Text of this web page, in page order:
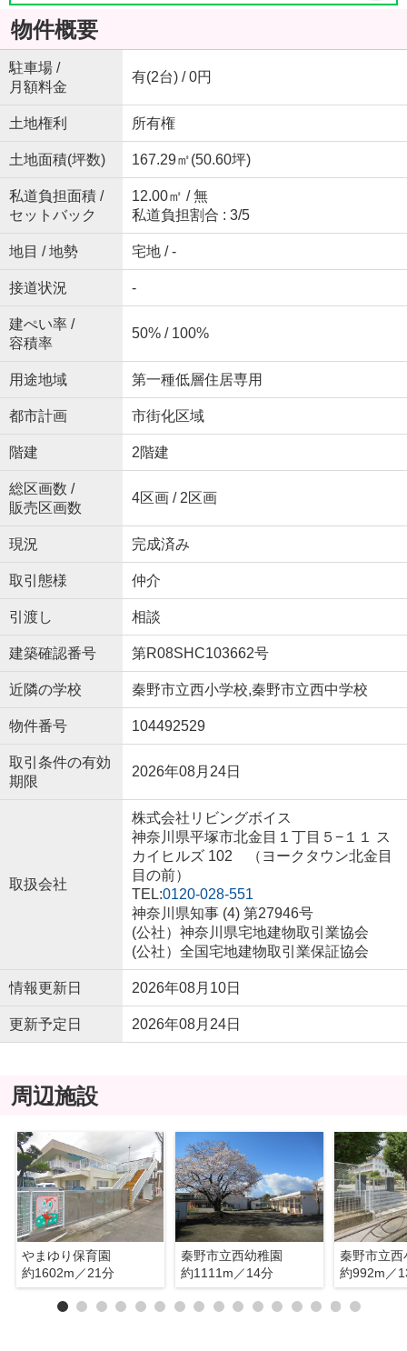
物件概要
駐車場 /
月額料金
有(2台) / 0円
土地権利 所有権
土地面積(坪数) 167.29㎡(50.60坪)
私道負担面積 /
セットバック
12.00㎡ / 無
私道負担割合 : 3/5
地目 / 地勢 宅地 / -
接道状況 -
建ぺい率 /
容積率
50% / 100%
用途地域 第一種低層住居専用
都市計画 市街化区域
階建 2階建
総区画数 /
販売区画数
4区画 / 2区画
現況 完成済み
取引態様 仲介
引渡し 相談
建築確認番号 第R08SHC103662号
近隣の学校 秦野市立西小学校,秦野市立西中学校
物件番号 104492529
取引条件の有効
期限
2026年08月24日
取扱会社
株式会社リビングボイス
神奈川県平塚市北金目１丁目５−１１ ス
カイヒルズ 102 （ヨークタウン北金目
目の前）
TEL:0120-028-551
神奈川県知事 (4) 第27946号
(公社）神奈川県宅地建物取引業協会
(公社）全国宅地建物取引業保証協会
情報更新日 2026年08月10日
更新予定日 2026年08月24日
周辺施設
やまゆり保育園
約1602m／21分
秦野市立西幼稚園
約1111m／14分
秦野市立西
約992m／